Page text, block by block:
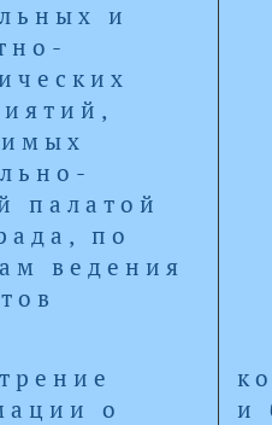
и
палатой
по
ведения
о
и